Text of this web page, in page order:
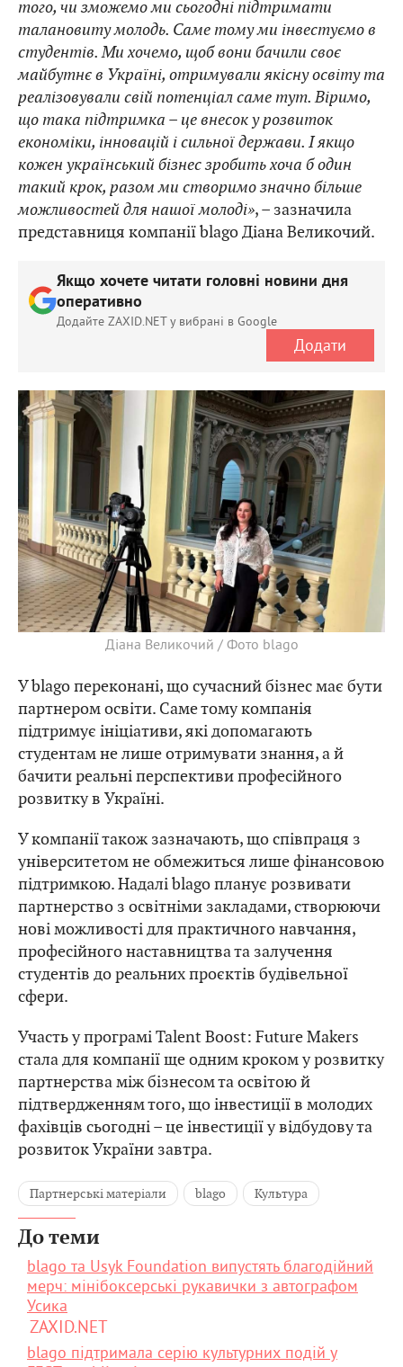
того, чи зможемо ми сьогодні підтримати
талановиту молодь. Саме тому ми інвестуємо в
студентів. Ми хочемо, щоб вони бачили своє
майбутнє в Україні, отримували якісну освіту та
реалізовували свій потенціал саме тут. Віримо,
що така підтримка – це внесок у розвиток
економіки, інновацій і сильної держави. І якщо
кожен український бізнес зробить хоча б один
такий крок, разом ми створимо значно більше
можливостей для нашої молоді», – зазначила
представниця компанії blago Діана Великочий.
Якщо хочете читати головні новини дня
оперативно
Додайте ZAXID.NET у вибрані в Google
Додати
Діана Великочий / Фото blago
У blago переконані, що сучасний бізнес має бути
партнером освіти. Саме тому компанія
підтримує ініціативи, які допомагають
студентам не лише отримувати знання, а й
бачити реальні перспективи професійного
розвитку в Україні.
У компанії також зазначають, що співпраця з
університетом не обмежиться лише фінансовою
підтримкою. Надалі blago планує розвивати
партнерство з освітніми закладами, створюючи
нові можливості для практичного навчання,
професійного наставництва та залучення
студентів до реальних проєктів будівельної
сфери.
Участь у програмі Talent Boost: Future Makers
стала для компанії ще одним кроком у розвитку
партнерства між бізнесом та освітою й
підтвердженням того, що інвестиції в молодих
фахівців сьогодні – це інвестиції у відбудову та
розвиток України завтра.
Партнерські матеріали blago Культура
До теми
blago та Usyk Foundation випустять благодійний
мерч: мінібоксерські рукавички з автографом
Усика
ZAXID.NET
blago підтримала серію культурних подій у